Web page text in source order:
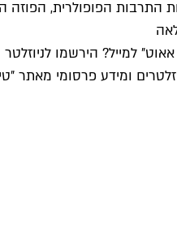
התרבות הפופולרית, הפוזה
למייל? הירשמו לניוזלטר
ומידע פרסומי מאתר